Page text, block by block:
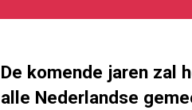
De komende jaren zal
alle Nederlandse